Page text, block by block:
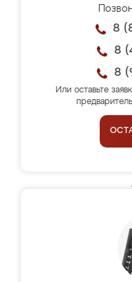
8
8
8
Или оставьте